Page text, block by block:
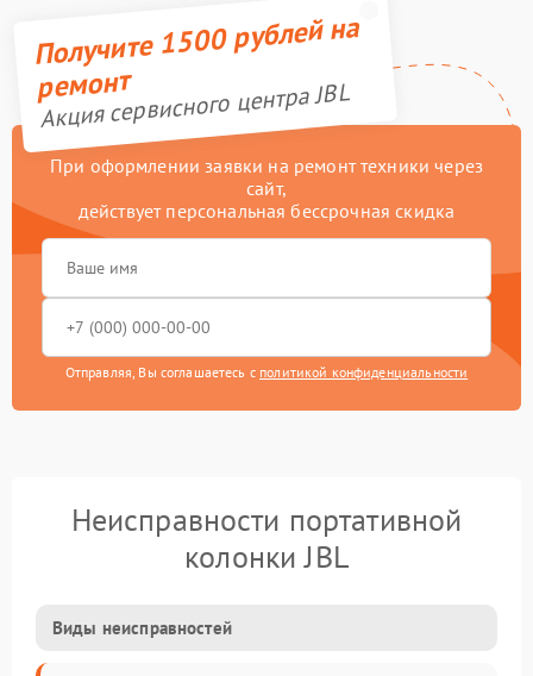
Получите 1500 рублей на
ремонт
Акция сервисного центра JBL
При оформлении заявки на ремонт техники через
сайт,
действует персональная бессрочная скидка
Отправляя, Вы соглашаетесь с политикой конфиденциальности
Неисправности портативной
колонки JBL
Виды неисправностей